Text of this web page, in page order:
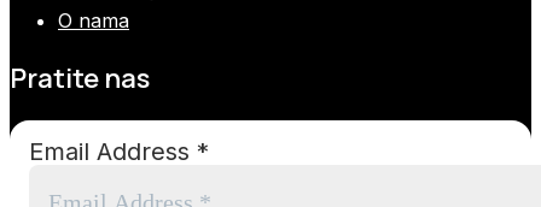
O nama
Pratite nas
Email Address *